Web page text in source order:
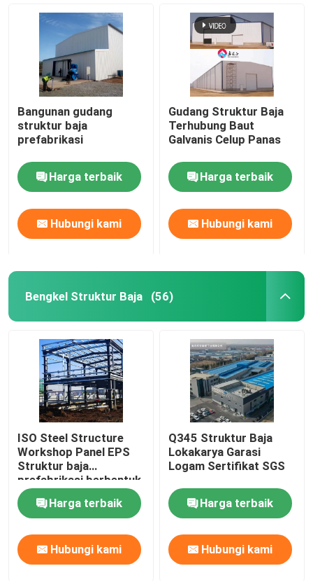
Rumah
Tur Pabrik
Kontrol Kualitas
Hubungi Kami
Berita
Kasus-kasus
Bangunan gudang
struktur baja
prefabrikasi
Harga terbaik
Hubungi kami
Gudang Struktur Baja
Terhubung Baut
Galvanis Celup Panas
Harga terbaik
Hubungi kami
Bengkel Struktur Baja (56)
ISO Steel Structure
Workshop Panel EPS
Struktur baja
prefabrikasi berbentuk
H
Harga terbaik
Hubungi kami
Q345 Struktur Baja
Lokakarya Garasi
Logam Sertifikat SGS
Harga terbaik
Hubungi kami